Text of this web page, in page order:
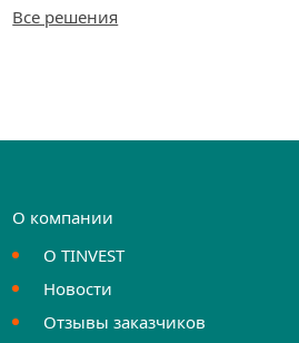
Все решения
О компании
О TINVEST
Новости
Отзывы заказчиков